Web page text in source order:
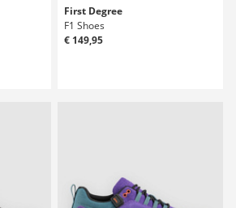
First Degree
F1 Shoes
€ 149,95